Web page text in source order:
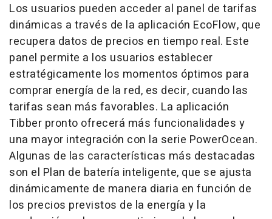
Los usuarios pueden acceder al panel de tarifas
dinámicas a través de la aplicación EcoFlow, que
recupera datos de precios en tiempo real. Este
panel permite a los usuarios establecer
estratégicamente los momentos óptimos para
comprar energía de la red, es decir, cuando las
tarifas sean más favorables. La aplicación
Tibber pronto ofrecerá más funcionalidades y
una mayor integración con la serie PowerOcean.
Algunas de las características más destacadas
son el Plan de batería inteligente, que se ajusta
dinámicamente de manera diaria en función de
los precios previstos de la energía y la